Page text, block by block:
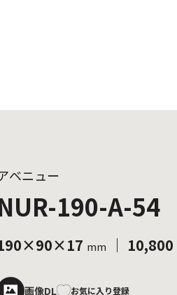
ベニュー
190-A-54
mm ｜ 10,800
画像DL お気に入り登録